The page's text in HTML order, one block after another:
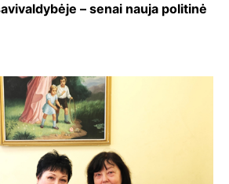
– senai nauja politinė